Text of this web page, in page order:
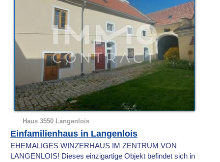
Haus 3550 Langenlois
Einfamilienhaus in Langenlois
EHEMALIGES WINZERHAUS IM ZENTRUM VON
LANGENLOIS! Dieses einzigartige Objekt befindet sich in